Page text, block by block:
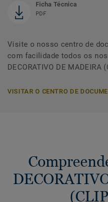
Ficha Técnica
PDF
Visite o nosso centro de
com facilidade todos os
DECORATIVO DE
VISITAR O CENTRO DE